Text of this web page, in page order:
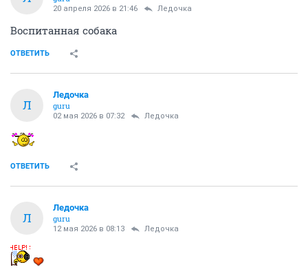
20 апреля 2026 в 21:46 Ледочка
Воспитанная собака
ОТВЕТИТЬ
Л
Ледочка
guru
02 мая 2026 в 07:32 Ледочка
ОТВЕТИТЬ
Л
Ледочка
guru
12 мая 2026 в 08:13 Ледочка